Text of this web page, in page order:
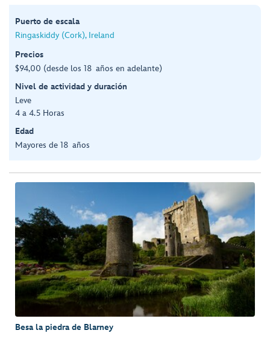
Puerto de escala
Ringaskiddy (Cork), Ireland
Precios
$94,00 (desde los 18 años en adelante)
Nivel de actividad y duración
Leve
4 a 4.5 Horas
Edad
Mayores de 18 años
Besa la piedra de Blarney